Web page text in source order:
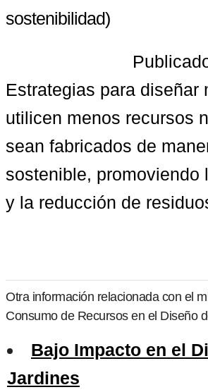
sostenibilidad)
Estrategias para diseñar
utilicen menos recursos
sean fabricados de
sostenible, promoviendo
y la reducción de
Otra información relacionada con el
Consumo de Recursos en el Diseño
Bajo Impacto en el
Jardines